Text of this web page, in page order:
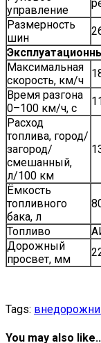
управление
Размерность
шин
Максимальная
скорость, км/ч
Время разгона
0–100 км/ч, с
Расход
топлива, город/
загород/
смешанный,
л/100 км
Ёмкость
топливного
бака, л
Топливо
Дорожный
просвет, мм
Tags:
You may also